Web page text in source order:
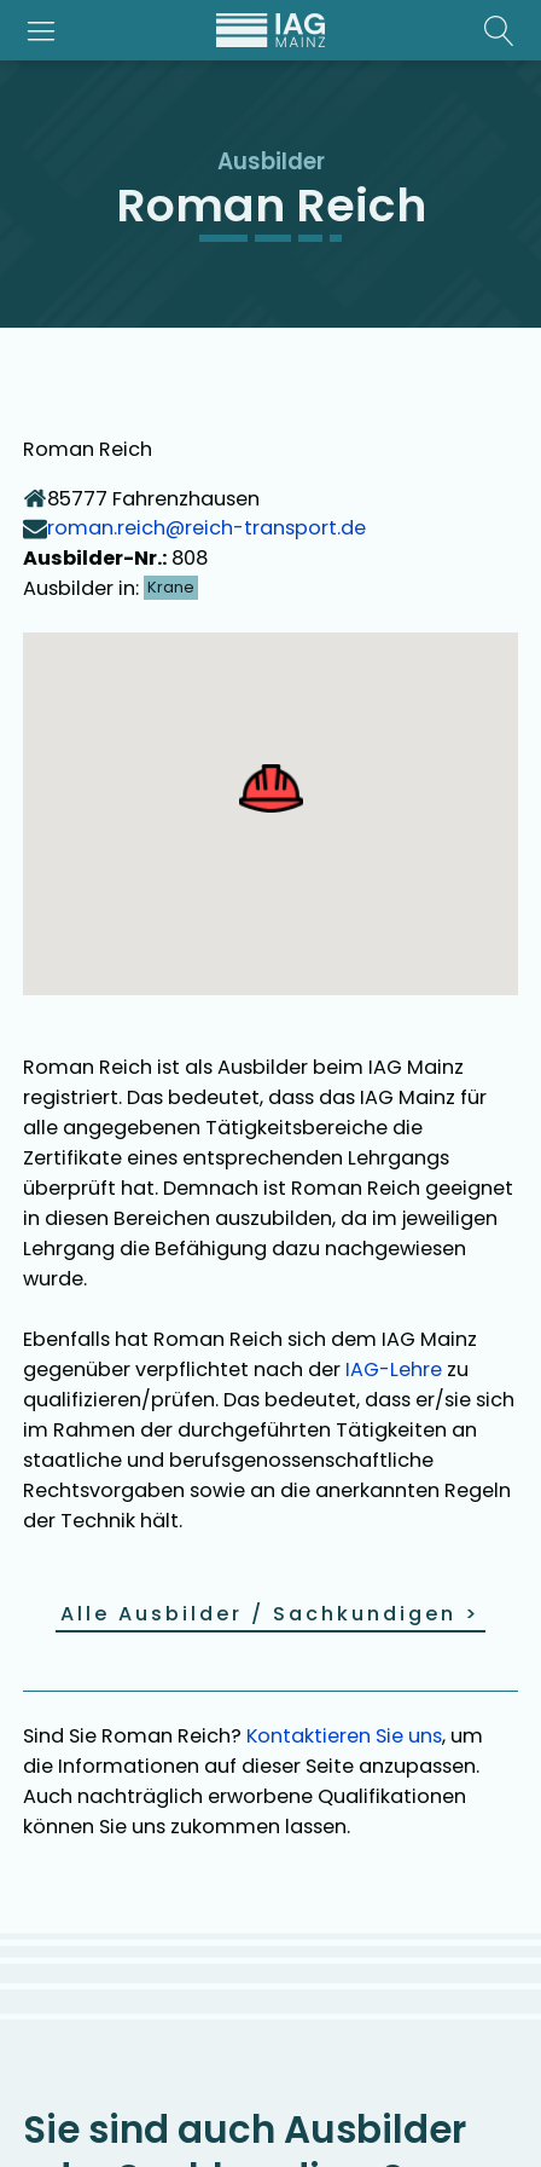
Ausbilder
Roman Reich
Roman Reich
85777 Fahrenzhausen
roman.reich@reich-transport.de
Ausbilder-Nr.: 808
Ausbilder in: Krane
Roman Reich ist alsAusbilder beim IAG Mainz
registriert. Das bedeutet, dass das IAG Mainz für
alle angegebenen Tätigkeitsbereiche die
Zertifikate eines entsprechenden Lehrgangs
überprüft hat. Demnach ist Roman Reich geeignet
in diesen Bereichen auszubilden, da im jeweiligen
Lehrgang die Befähigung dazu nachgewiesen
wurde.
Ebenfalls hat Roman Reich sich dem IAG Mainz
gegenüber verpflichtet nach der IAG-Lehre zu
qualifizieren/prüfen. Das bedeutet, dass er/sie sich
im Rahmen der durchgeführten Tätigkeiten an
staatliche und berufsgenossenschaftliche
Rechtsvorgaben sowie an die anerkannten Regeln
der Technik hält.
Alle Ausbilder / Sachkundigen >
Sind Sie Roman Reich? Kontaktieren Sie uns, um
die Informationen auf dieser Seite anzupassen.
Auch nachträglich erworbene Qualifikationen
können Sie uns zukommen lassen.
Sie sind auch Ausbilder